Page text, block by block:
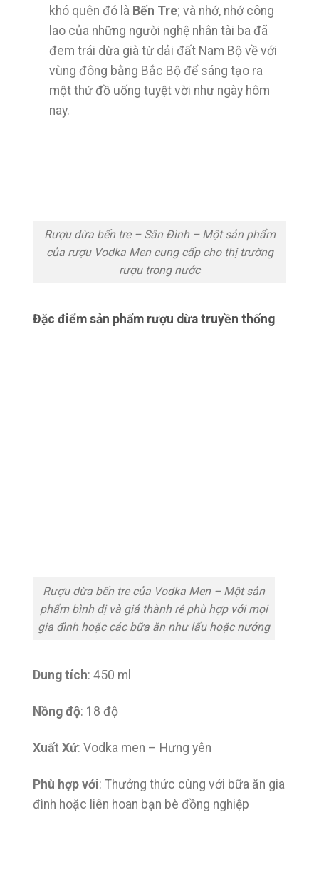
khó quên đó là Bến Tre; và nhớ, nhớ công
lao của những người nghệ nhân tài ba đã
đem trái dừa già từ dải đất Nam Bộ về với
vùng đông bằng Bắc Bộ để sáng tạo ra
một thứ đồ uống tuyệt vời như ngày hôm
nay.
Rượu dừa bến tre – Sân Đình – Một sản phẩm
của rượu Vodka Men cung cấp cho thị trường
rượu trong nước
Đặc điểm sản phẩm rượu dừa truyền thống
Rượu dừa bến tre của Vodka Men – Một sản
phẩm bình dị và giá thành rẻ phù hợp với mọi
gia đình hoặc các bữa ăn như lẩu hoặc nướng
Dung tích: 450 ml
Nồng độ: 18 độ
Xuất Xứ: Vodka men – Hưng yên
Phù hợp với: Thưởng thức cùng với bữa ăn gia
đình hoặc liên hoan bạn bè đồng nghiệp